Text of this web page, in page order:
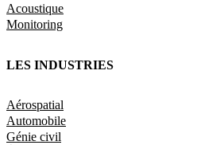
Acoustique
Monitoring
LES INDUSTRIES
Aérospatial
Automobile
Génie civil